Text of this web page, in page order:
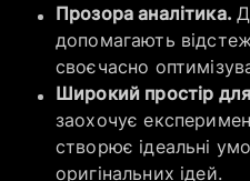
​Прозора аналітика.
допомагають
своєчасно
​Широкий простір
заохочує
створює ідеальні
оригінальних ідей.